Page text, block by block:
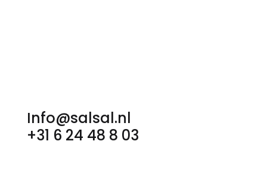
Info@salsal.nl
+31 6 24 48 8 03